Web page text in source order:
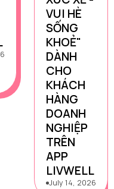
VUI HÈ
SỐNG
KHOẺ"
DÀNH
CHO
KHÁCH
HÀNG
DOANH
NGHIỆP
TRÊN
APP
LIVWELL
July 14, 2026